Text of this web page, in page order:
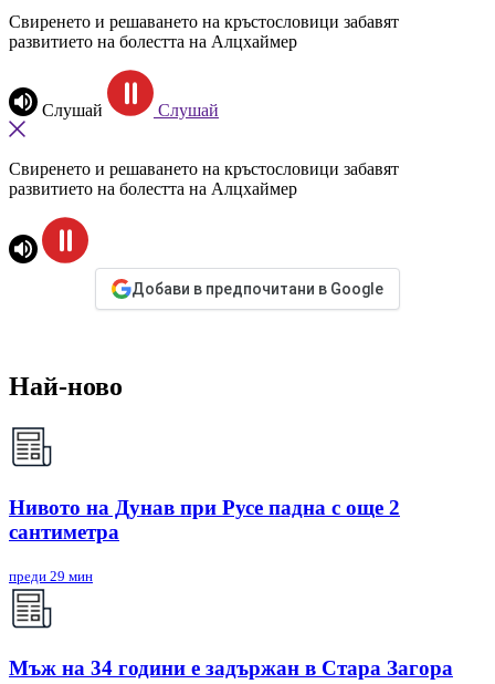
Свиренето и решаването на кръстословици забавят
развитието на болестта на Алцхаймер
Слушай Слушай
Свиренето и решаването на кръстословици забавят
развитието на болестта на Алцхаймер
Добави в предпочитани в Google
Най-ново
Нивото на Дунав при Русе падна с още 2
сантиметра
преди 29 мин
Мъж на 34 години е задържан в Стара Загора